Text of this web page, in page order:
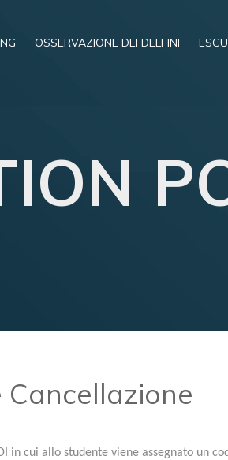
OSSERVAZIONE DEI DELFINI
in cui allo studente viene assegnato un